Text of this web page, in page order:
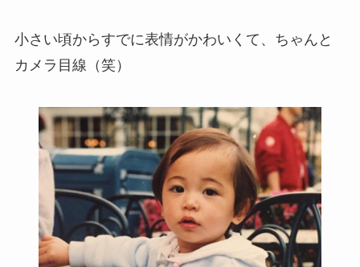
小さい頃からすでに表情がかわいくて、ちゃんと
カメラ目線（笑）